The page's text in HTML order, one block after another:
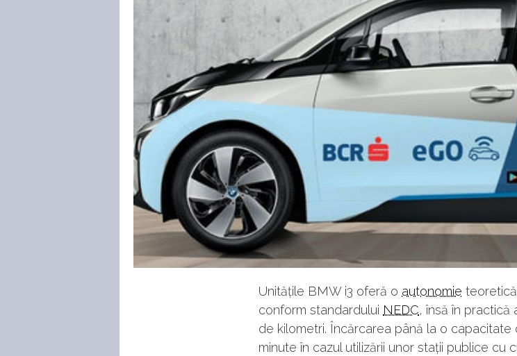
Unitățile BMW i3 oferă o autonomie
conform standardului NEDC, însă în
de kilometri. Încărcarea până la o
minute în cazul utilizării unor stații publice cu